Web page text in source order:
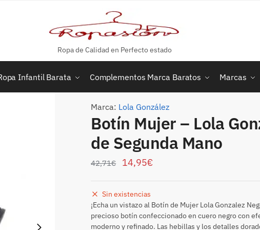
Ropa de Calidad en Perfecto estado
Infantil Barata Complementos Marca Baratos Marcas
Marca: Lola González
Botín Mujer – Lola
de Segunda Mano
42,71€ 14,95€
Sin existencias
¡Echa un vistazo al Botín de Mujer Lola Gonzalez
precioso botín confeccionado en cuero negro con
moderno y refinado. Las hebillas y los detalles